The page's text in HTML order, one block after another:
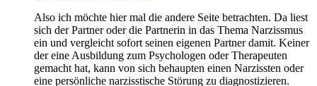
Also ich möchte hier mal die andere Seite betrachten. Da liest
sich der Partner oder die Partnerin in das Thema Narzissmus
ein und vergleicht sofort seinen eigenen Partner damit. Keiner
der eine Ausbildung zum Psychologen oder Therapeuten
gemacht hat, kann von sich behaupten einen Narzissten oder
eine persönliche narzisstische Störung zu diagnostizieren.